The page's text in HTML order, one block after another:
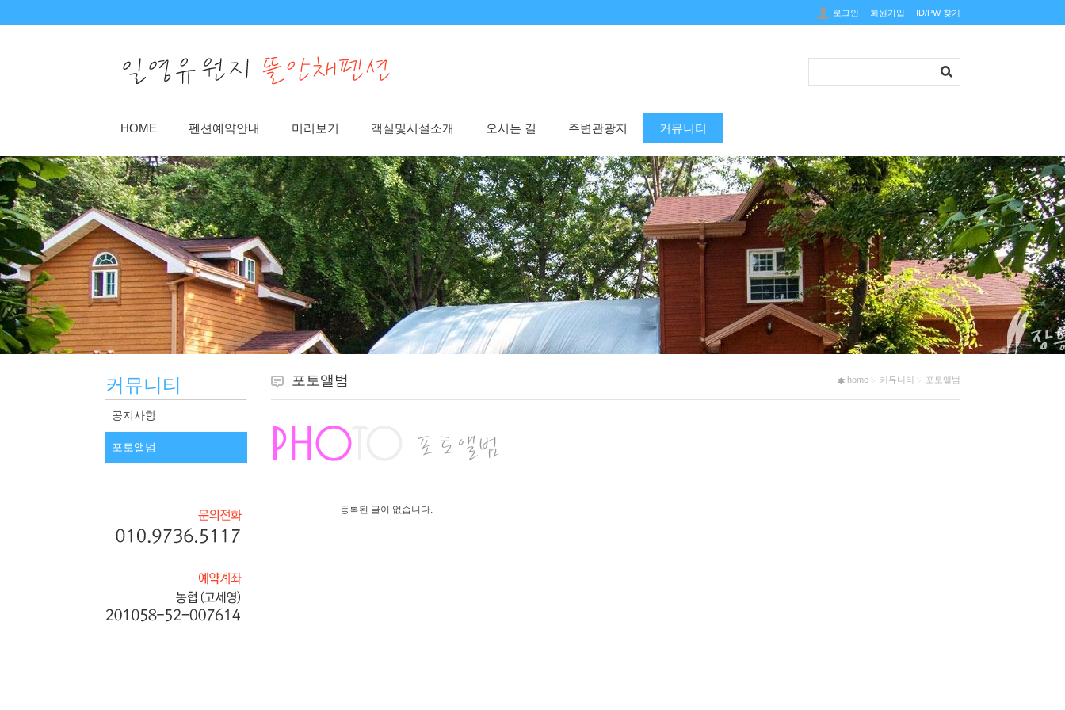
로그인 회원가입 ID/PW 찾기
HOME 펜션예약안내 미리보기 객실및시설소개 오시는 길 주변관광지 커뮤니티
커뮤니티
공지사항
포토앨범
포토앨범 home 커뮤니티 포토앨범
등록된 글이 없습니다.